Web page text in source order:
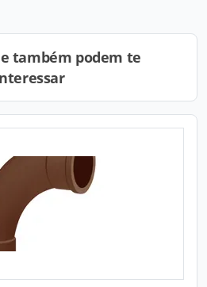
também podem te